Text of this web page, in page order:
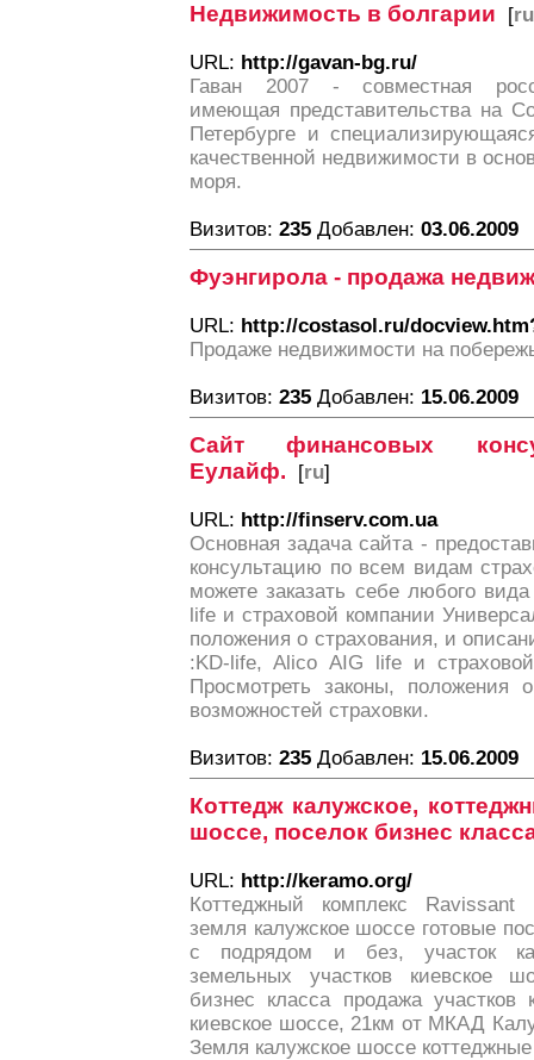
Недвижимость в болгарии [ru
URL: http://gavan-bg.ru/
Гаван 2007 - совместная
имеющая представительства на
Петербурге и
качественной недвижимости в
моря.
Визитов: 235 Добавлен: 03.06.2009
Фуэнгирола - продажа
URL: http://costasol.ru/
Продаже недвижимости на
Визитов: 235 Добавлен: 15.06.2009
Сайт финансовых
Еулайф. [ru]
URL: http://finserv.com.ua
Основная задача сайта -
консультацию по всем видам
можете заказать себе любого
life и страховой компании
положения о страхования, и
:KD-life, Alico AIG life и
Просмотреть законы, положения
возможностей страховки.
Визитов: 235 Добавлен: 15.06.2009
Коттедж калужское,
шоссе, поселок бизнес
URL: http://keramo.org/
Коттеджный комплекс Ravissant
земля калужское шоссе готовые
с подрядом и без, участок
земельных участков киевское
бизнес класса продажа
киевское шоссе, 21км от МКАД
Земля калужское шоссе